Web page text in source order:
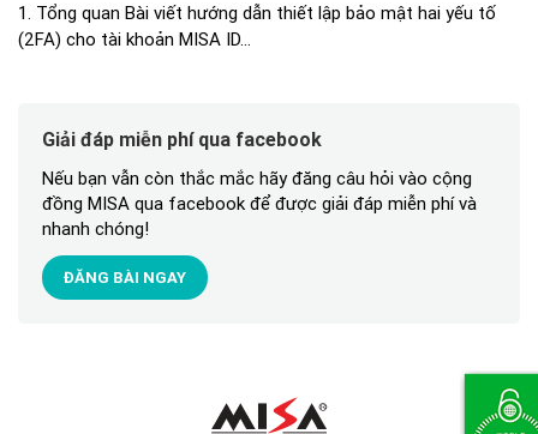
1. Tổng quan Bài viết hướng dẫn thiết lập bảo mật hai yếu tố
(2FA) cho tài khoản MISA ID...
Giải đáp miễn phí qua facebook
Nếu bạn vẫn còn thắc mắc hãy đăng câu hỏi vào cộng
đồng MISA qua facebook để được giải đáp miễn phí và
nhanh chóng!
ĐĂNG BÀI NGAY